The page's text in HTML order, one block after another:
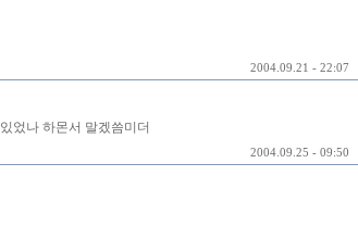
2004.09.21 - 22:07
었나 하몬서 말겠씀미더
2004.09.25 - 09:50